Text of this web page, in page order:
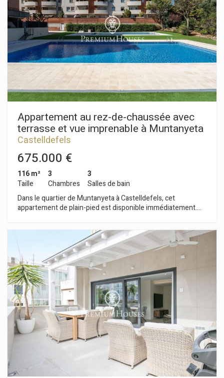
douche dessert l'ensemble de l'appartement. La résidence
dispose d'une piscine commune et d'une place de parking
non attribuée. Le quartier de Vallpineda à Sant Pere de Ribes
est réputé pour son calme tout au long de l'année et sa
situation privilégiée à proximité de la British School of
Barcelona. L'accès à l'autoroute C-32 est également très
facile.
Appartement au rez-de-chaussée avec
terrasse et vue imprenable à Muntanyeta
Castelldefels
675.000 €
116 m²
Taille
3
Chambres
3
Salles de bain
Dans le quartier de Muntanyeta à Castelldefels, cet
appartement de plain-pied est disponible immédiatement.
terrasse donnant sur les parties communes. Le rez-de-
chaussée est agencé sur deux niveaux. Dès l'entrée, vous
découvrirez un séjour spacieux et accueillant, baigné de
lumière naturelle grâce à une grande fenêtre. Ce séjour offre
un accès direct à une agréable terrasse exposée plein sud,
avec une vue dégagée sur les parties communes et les
piscines. À ce même niveau se trouve une cuisine
indépendante spacieuse donnant accès à une seconde
terrasse agrémentée de verdure. Des toilettes invités sont
également situées à ce niveau. Le quartier de Muntanyeta à
Castelldefels est idéal pour les familles. Situé à deux pas du
centre-ville, il est entouré d'écoles, de centres de santé, de
supermarchés et de toutes les commodités nécessaires au
quotidien.